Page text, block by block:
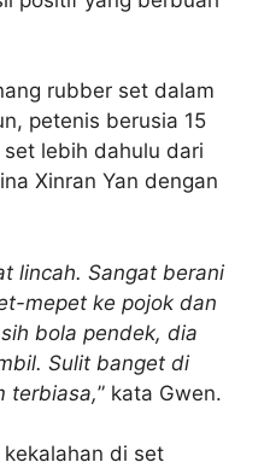
rubber set dalam
petenis berusia 15
lebih dahulu dari
Xinran Yan dengan
lincah. Sangat berani
mepet ke pojok dan
bola pendek, dia
Sulit banget di
terbiasa,” kata Gwen.
di set